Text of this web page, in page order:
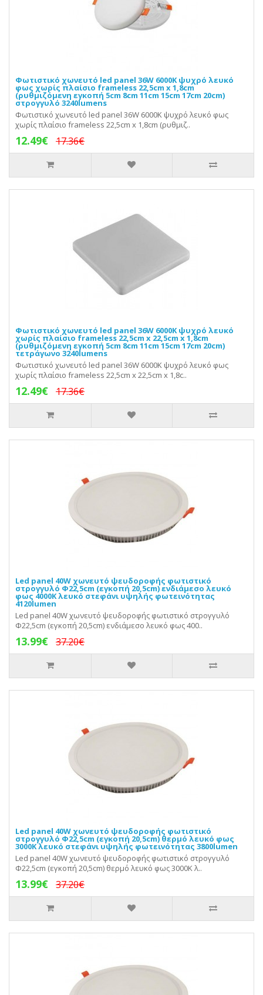
Φωτιστικό χωνευτό led panel 36W 6000K ψυχρό λευκό
φως χωρίς πλαίσιο frameless 22,5cm x 1,8cm
(ρυθμιζόμενη εγκοπή 5cm 8cm 11cm 15cm 17cm 20cm)
στρογγυλό 3240lumens
Φωτιστικό χωνευτό led panel 36W 6000K ψυχρό λευκό φως
χωρίς πλαίσιο frameless 22,5cm x 1,8cm (ρυθμιζ..
12.49€ 17.36€
Φωτιστικό χωνευτό led panel 36W 6000K ψυχρό λευκό
χωρίς πλαίσιο frameless 22,5cm x 22,5cm x 1,8cm
(ρυθμιζόμενη εγκοπή 5cm 8cm 11cm 15cm 17cm 20cm)
τετράγωνο 3240lumens
Φωτιστικό χωνευτό led panel 36W 6000K ψυχρό λευκό φως
χωρίς πλαίσιο frameless 22,5cm x 22,5cm x 1,8c..
12.49€ 17.36€
Led panel 40W χωνευτό ψευδοροφής φωτιστικό
στρογγυλό Φ22,5cm (εγκοπή 20,5cm) ενδιάμεσο λευκό
φως 4000Κ λευκό στεφάνι υψηλής φωτεινότητας
4120lumen
Led panel 40W χωνευτό ψευδοροφής φωτιστικό στρογγυλό
Φ22,5cm (εγκοπή 20,5cm) ενδιάμεσο λευκό φως 400..
13.99€ 37.20€
Led panel 40W χωνευτό ψευδοροφής φωτιστικό
στρογγυλό Φ22,5cm (εγκοπή 20,5cm) θερμό λευκό φως
3000Κ λευκό στεφάνι υψηλής φωτεινότητας 3800lumen
Led panel 40W χωνευτό ψευδοροφής φωτιστικό στρογγυλό
Φ22,5cm (εγκοπή 20,5cm) θερμό λευκό φως 3000Κ λ..
13.99€ 37.20€